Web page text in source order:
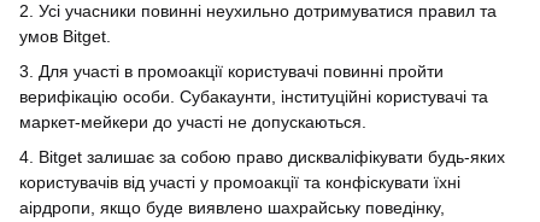
2. Усі учасники повинні неухильно дотримуватися правил та
умов Bitget.
3. Для участі в промоакції користувачі повинні пройти
верифікацію особи. Субакаунти, інституційні користувачі та
маркет-мейкери до участі не допускаються.
4. Bitget залишає за собою право дискваліфікувати будь-яких
користувачів від участі у промоакції та конфіскувати їхні
аірдропи, якщо буде виявлено шахрайську поведінку,